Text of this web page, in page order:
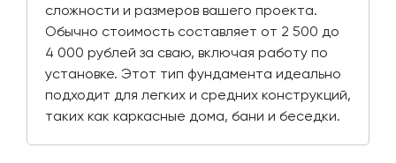
сложности и размеров вашего проекта.
Обычно стоимость составляет от 2 500 до
4 000 рублей за сваю, включая работу по
установке. Этот тип фундамента идеально
подходит для легких и средних конструкций,
таких как каркасные дома, бани и беседки.